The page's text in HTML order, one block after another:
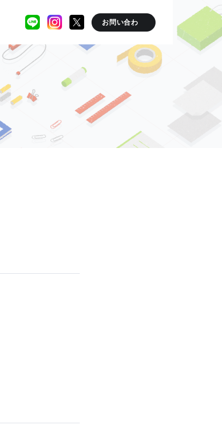
お問い合わ